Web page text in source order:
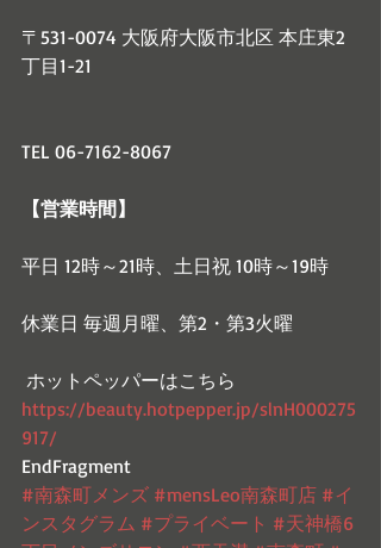
〒531-0074 大阪府大阪市北区 本庄東2
丁目1-21
TEL 06-7162-8067
【営業時間】
平日 12時～21時、土日祝 10時～19時
休業日 毎週月曜、第2・第3火曜
ホットペッパーはこちら
https://beauty.hotpepper.jp/slnH000275
917/
EndFragment
#南森町メンズ #mensLeo南森町店 #イ
ンスタグラム #プライベート #天神橋6